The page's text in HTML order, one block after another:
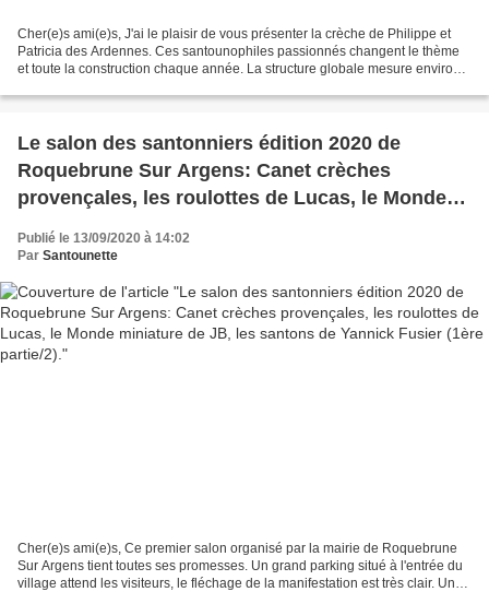
Cher(e)s ami(e)s, J'ai le plaisir de vous présenter la crèche de Philippe et
Patricia des Ardennes. Ces santounophiles passionnés changent le thème
et toute la construction chaque année. La structure globale mesure environ 5
Le salon des santonniers édition 2020 de
Roquebrune Sur Argens: Canet crèches
provençales, les roulottes de Lucas, le Monde
miniature de JB, les santons de Yannick Fusier
(1ère partie/2).
Publié le 13/09/2020 à 14:02
Par Santounette
Cher(e)s ami(e)s, Ce premier salon organisé par la mairie de Roquebrune
Sur Argens tient toutes ses promesses. Un grand parking situé à l'entrée du
village attend les visiteurs, le fléchage de la manifestation est très clair. Un